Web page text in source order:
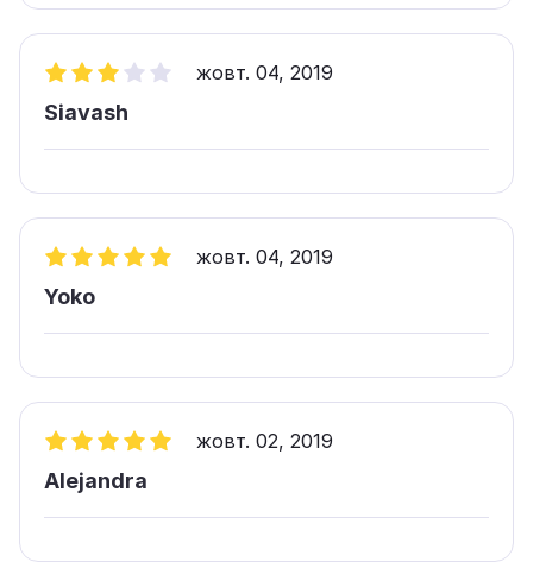
жовт. 04, 2019
Siavash
жовт. 04, 2019
Yoko
жовт. 02, 2019
Alejandra